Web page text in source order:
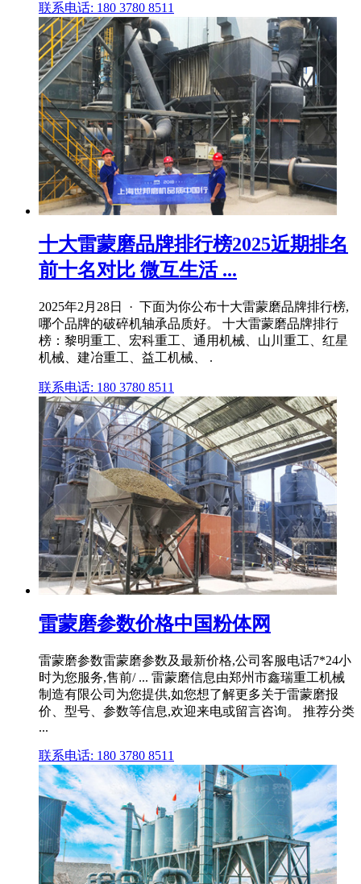
联系电话: 180 3780 8511
十大雷蒙磨品牌排行榜2025近期排名
前十名对比 微互生活 ...
2025年2月28日 · 下面为你公布十大雷蒙磨品牌排行榜,
哪个品牌的破碎机轴承品质好。 十大雷蒙磨品牌排行
榜：黎明重工、宏科重工、通用机械、山川重工、红星
机械、建冶重工、益工机械、 .
联系电话: 180 3780 8511
雷蒙磨参数价格中国粉体网
雷蒙磨参数雷蒙磨参数及最新价格,公司客服电话7*24小
时为您服务,售前/ ... 雷蒙磨信息由郑州市鑫瑞重工机械
制造有限公司为您提供,如您想了解更多关于雷蒙磨报
价、型号、参数等信息,欢迎来电或留言咨询。 推荐分类
...
联系电话: 180 3780 8511